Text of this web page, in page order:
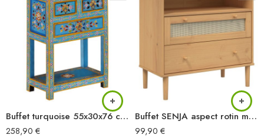
Buffet turquoise 55x30x76 cm bois massif de manguier
258,90 €
Buffet SENJA aspect rotin marron 80x40x80 cm bois massif de pin
99,90 €